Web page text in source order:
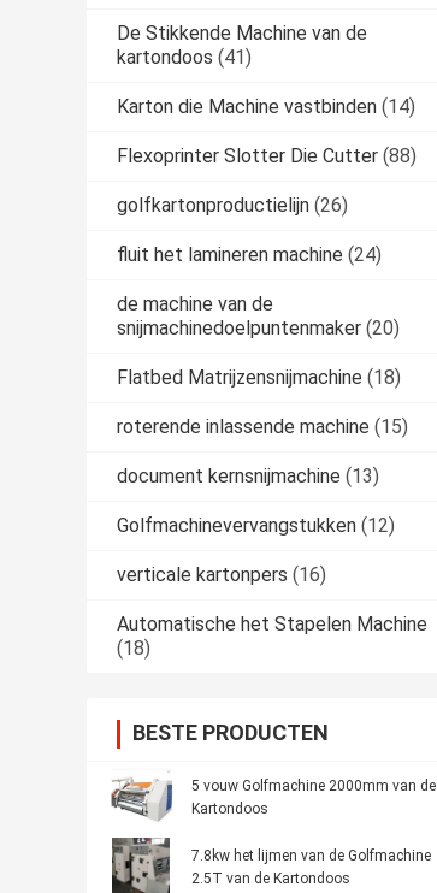
De Stikkende Machine van de
kartondoos (41)
Karton die Machine vastbinden (14)
Flexoprinter Slotter Die Cutter (88)
golfkartonproductielijn (26)
fluit het lamineren machine (24)
de machine van de
snijmachinedoelpuntenmaker (20)
Flatbed Matrijzensnijmachine (18)
roterende inlassende machine (15)
document kernsnijmachine (13)
Golfmachinevervangstukken (12)
verticale kartonpers (16)
Automatische het Stapelen Machine
(18)
BESTE PRODUCTEN
5 vouw Golfmachine 2000mm van de
Kartondoos
7.8kw het lijmen van de Golfmachine
2.5T van de Kartondoos